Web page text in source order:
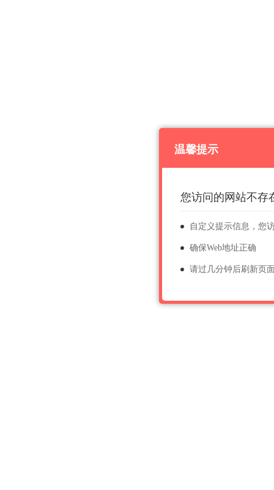
温馨提示
您访问的网站不存
自定义提示信息，您
确保Web地址正确
请过几分钟后刷新页